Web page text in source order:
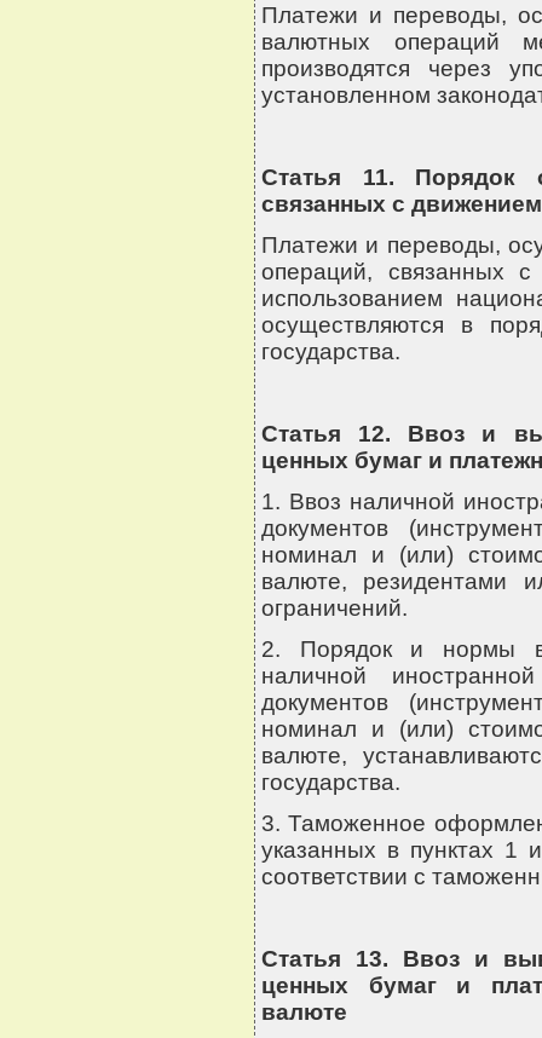
Платежи и переводы,
валютных операций
производятся через
установленном
Статья 11. Порядок
связанных с
Платежи и переводы,
операций, связанных
использованием
осуществляются в
государства.
Статья 12. Ввоз и
ценных бумаг и
1. Ввоз наличной
документов
номинал и (или)
валюте, резидентами
ограничений.
2. Порядок и нормы
наличной
документов
номинал и (или)
валюте,
государства.
3. Таможенное
указанных в пунктах 1
соответствии с
Статья 13. Ввоз и
ценных бумаг и
валюте